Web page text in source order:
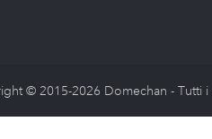
© 2015-2026 Domechan - Tutti